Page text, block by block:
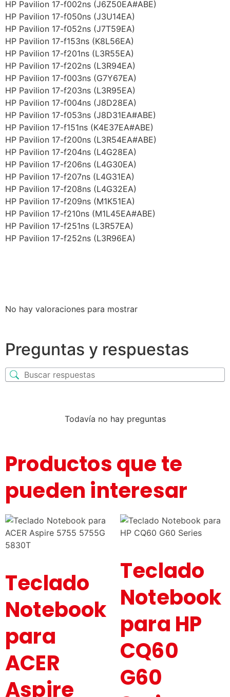
HP Pavilion 17-f002ns (J6Z50EA#ABE)
HP Pavilion 17-f050ns (J3U14EA)
HP Pavilion 17-f052ns (J7T59EA)
HP Pavilion 17-f153ns (K8L56EA)
HP Pavilion 17-f201ns (L3R55EA)
HP Pavilion 17-f202ns (L3R94EA)
HP Pavilion 17-f003ns (G7Y67EA)
HP Pavilion 17-f203ns (L3R95EA)
HP Pavilion 17-f004ns (J8D28EA)
HP Pavilion 17-f053ns (J8D31EA#ABE)
HP Pavilion 17-f151ns (K4E37EA#ABE)
HP Pavilion 17-f200ns (L3R54EA#ABE)
HP Pavilion 17-f204ns (L4G28EA)
HP Pavilion 17-f206ns (L4G30EA)
HP Pavilion 17-f207ns (L4G31EA)
HP Pavilion 17-f208ns (L4G32EA)
HP Pavilion 17-f209ns (M1K51EA)
HP Pavilion 17-f210ns (M1L45EA#ABE)
HP Pavilion 17-f251ns (L3R57EA)
HP Pavilion 17-f252ns (L3R96EA)
No hay valoraciones para mostrar
Preguntas y respuestas
Todavía no hay preguntas
Productos que te
pueden interesar
Teclado
Notebook
para
ACER
Aspire
Teclado
Notebook
para HP
CQ60
G60